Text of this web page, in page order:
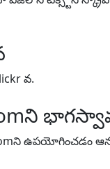
వ.
ఉపయోగించడం